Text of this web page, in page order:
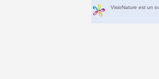
VisioNature est un